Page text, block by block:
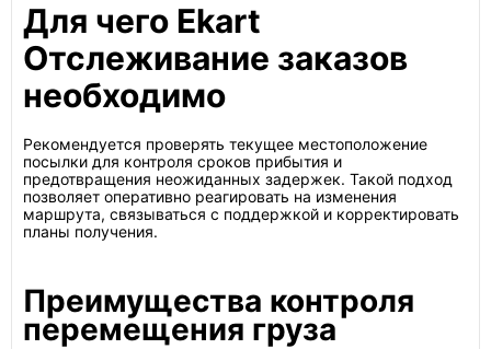
Для чего Ekart
Отслеживание заказов
необходимо
Рекомендуется проверять текущее местоположение
посылки для контроля сроков прибытия и
предотвращения неожиданных задержек. Такой подход
позволяет оперативно реагировать на изменения
маршрута, связываться с поддержкой и корректировать
планы получения.
Преимущества контроля
перемещения груза